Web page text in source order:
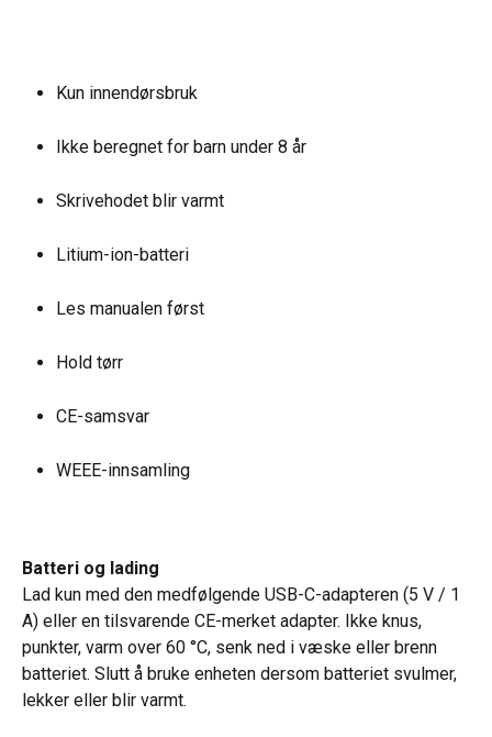
Kun innendørsbruk
Ikke beregnet for barn under 8 år
Skrivehodet blir varmt
Litium-ion-batteri
Les manualen først
Hold tørr
CE-samsvar
WEEE-innsamling
Batteri og lading
Lad kun med den medfølgende USB-C-adapteren (5 V / 1
A) eller en tilsvarende CE-merket adapter. Ikke knus,
punkter, varm over 60 °C, senk ned i væske eller brenn
batteriet. Slutt å bruke enheten dersom batteriet svulmer,
lekker eller blir varmt.